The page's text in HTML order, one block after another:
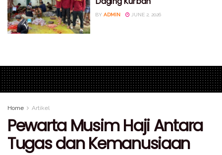
BY ADMIN JUNE 2, 2026
Home Artikel
Pewarta Musim Haji Antara
Tugas dan Kemanusiaan